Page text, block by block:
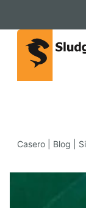
Casero Blog